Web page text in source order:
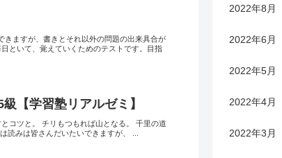
きますが、書きとそれ以外の問題の出来具合が
といて、覚えていくためのテストです。目指
【学習塾リアルゼミ】
コツと。 チリもつもれば山となる。 千里の道
読みは皆さんだいたいできますが、 ...
2022年8月
2022年6月
2022年5月
2022年4月
2022年3月